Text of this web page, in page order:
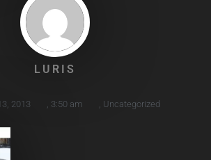
LURIS
2013 3:50 am Uncategorized